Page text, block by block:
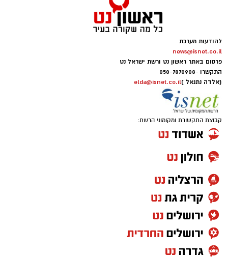
להודעות מערכת
news@isnet.co.il
פרסום באתר ראשון נט ורשת ישראל נט
התקשרו -050-7870908
(אלדה נתנאל )elda@isnet.co.il
קבוצת התקשורת ומקומוני הרשת: